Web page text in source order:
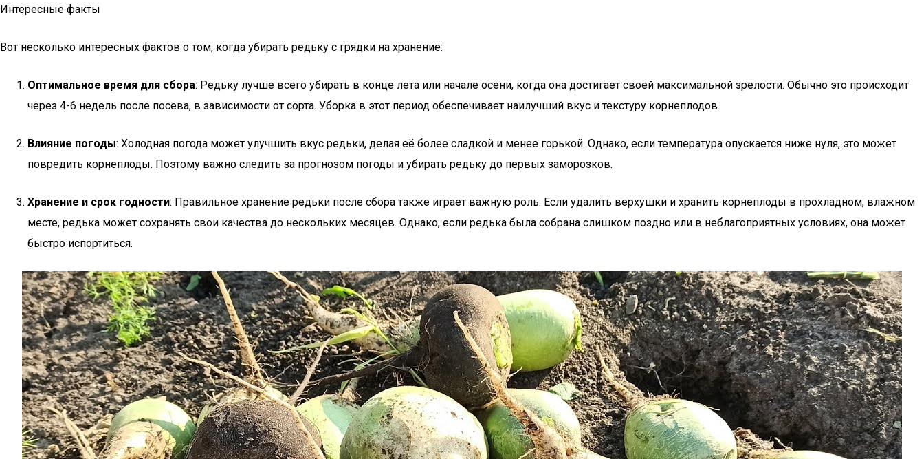
Интересные факты
Вот несколько интересных фактов о том, когда убирать редьку с грядки на хранение:
Оптимальное время для сбора: Редьку лучше всего убирать в конце лета или начале осени, когда она достигает своей максимальной зрелости. Обычно это происходит
через 4-6 недель после посева, в зависимости от сорта. Уборка в этот период обеспечивает наилучший вкус и текстуру корнеплодов.
Влияние погоды: Холодная погода может улучшить вкус редьки, делая её более сладкой и менее горькой. Однако, если температура опускается ниже нуля, это может
повредить корнеплоды. Поэтому важно следить за прогнозом погоды и убирать редьку до первых заморозков.
Хранение и срок годности: Правильное хранение редьки после сбора также играет важную роль. Если удалить верхушки и хранить корнеплоды в прохладном, влажном
месте, редька может сохранять свои качества до нескольких месяцев. Однако, если редька была собрана слишком поздно или в неблагоприятных условиях, она может
быстро испортиться.